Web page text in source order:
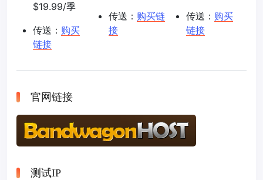
$19.99/季
传送： 购买
链接
传送： 购买链
接
传送： 购买
链接
官网链接
测试IP